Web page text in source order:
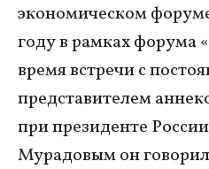
экономическом
году в рамках форума
время встречи с
представителем
при президенте
Мурадовым он